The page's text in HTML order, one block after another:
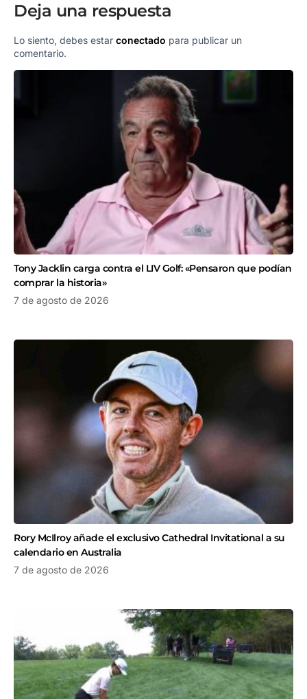
Deja una respuesta
Lo siento, debes estar conectado para publicar un
comentario.
Tony Jacklin carga contra el LIV Golf: «Pensaron que podían
comprar la historia»
7 de agosto de 2026
Rory McIlroy añade el exclusivo Cathedral Invitational a su
calendario en Australia
7 de agosto de 2026